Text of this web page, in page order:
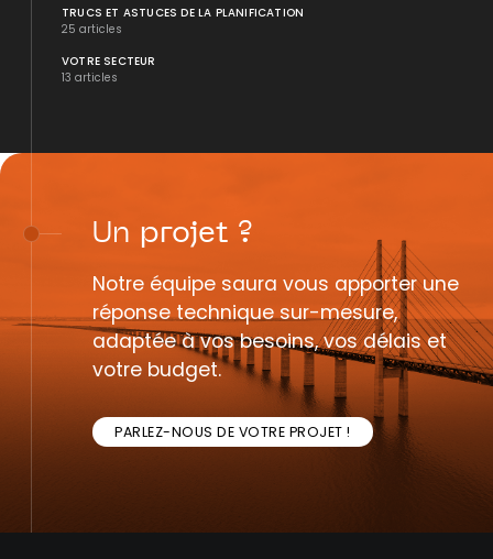
TRUCS ET ASTUCES DE LA PLANIFICATION
25 articles
VOTRE SECTEUR
13 articles
Un projet ?
Notre équipe saura vous apporter une
réponse technique sur-mesure,
adaptée à vos besoins, vos délais et
votre budget.
PARLEZ-NOUS DE VOTRE PROJET !